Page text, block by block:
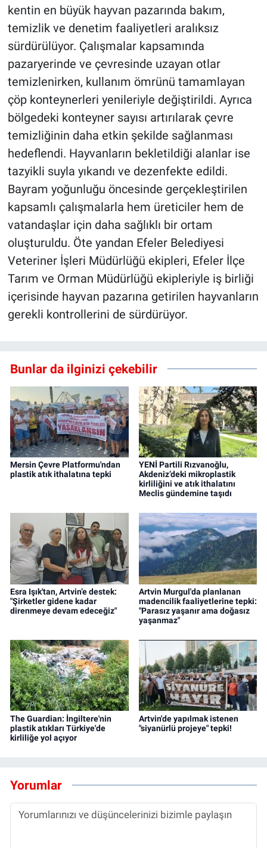
kentin en büyük hayvan pazarında bakım,
temizlik ve denetim faaliyetleri aralıksız
sürdürülüyor. Çalışmalar kapsamında
pazaryerinde ve çevresinde uzayan otlar
temizlenirken, kullanım ömrünü tamamlayan
çöp konteynerleri yenileriyle değiştirildi. Ayrıca
bölgedeki konteyner sayısı artırılarak çevre
temizliğinin daha etkin şekilde sağlanması
hedeflendi. Hayvanların bekletildiği alanlar ise
tazyikli suyla yıkandı ve dezenfekte edildi.
Bayram yoğunluğu öncesinde gerçekleştirilen
kapsamlı çalışmalarla hem üreticiler hem de
vatandaşlar için daha sağlıklı bir ortam
oluşturuldu. Öte yandan Efeler Belediyesi
Veteriner İşleri Müdürlüğü ekipleri, Efeler İlçe
Tarım ve Orman Müdürlüğü ekipleriyle iş birliği
içerisinde hayvan pazarına getirilen hayvanların
gerekli kontrollerini de sürdürüyor.
Bunlar da ilginizi çekebilir
Mersin Çevre Platformu'ndan
plastik atık ithalatına tepki
YENİ Partili Rızvanoğlu,
Akdeniz’deki mikroplastik
kirliliğini ve atık ithalatını
Meclis gündemine taşıdı
Esra Işık'tan, Artvin’e destek:
"Şirketler gidene kadar
direnmeye devam edeceğiz"
Artvin Murgul'da planlanan
madencilik faaliyetlerine tepki:
"Parasız yaşanır ama doğasız
yaşanmaz"
The Guardian: İngiltere'nin
plastik atıkları Türkiye'de
kirliliğe yol açıyor
Artvin'de yapılmak istenen
"siyanürlü projeye" tepki!
Yorumlar